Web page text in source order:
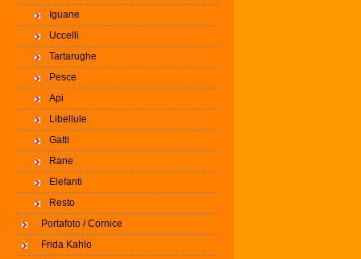
Iguane
Uccelli
Tartarughe
Pesce
Api
Libellule
Gatti
Rane
Elefanti
Resto
Portafoto / Cornice
Frida Kahlo